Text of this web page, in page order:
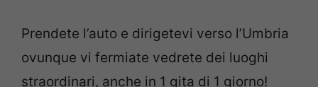
Prendete l’auto e dirigetevi verso l’Umbria
ovunque vi fermiate vedrete dei luoghi
straordinari, anche in 1 gita di 1 giorno!